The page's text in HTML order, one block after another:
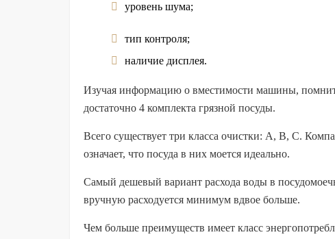
уровень шума;
тип контроля;
наличие дисплея.
Изучая информацию о вместимости машины,
достаточно 4 комплекта грязной посуды.
Всего существует три класса очистки: A, B, C.
означает, что посуда в них моется идеально.
Самый дешевый вариант расхода воды в
вручную расходуется минимум вдвое больше.
Чем больше преимуществ имеет класс